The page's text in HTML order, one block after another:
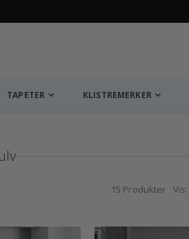
TAPETER KLISTREMERKER
15 Produkter Vis